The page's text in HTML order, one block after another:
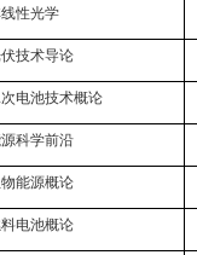
性光学
技术导论
电池技术概论
科学前沿
能源概论
电池概论